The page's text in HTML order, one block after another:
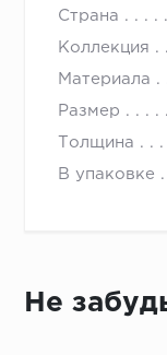
Страна
Коллекция
Материала
Размер
Толщина
В упаковке
Рассрочка
Высокая
Срок
Не